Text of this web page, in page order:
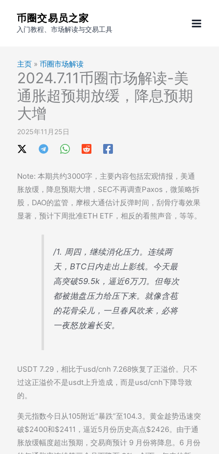
币圈交易员之家
入门教程、市场解读与交易工具
主页 » 币圈市场解读
2024.7.11币圈市场解读-美
通胀超预期放缓，降息预期
大增
2025年11月25日
Note: 本期共约3000字，主要内容包括宏观情报，美通
胀放缓，降息预期大增，SEC不再调查Paxos，微策略拆
股，DAO的监管，摩根大通估计反弹时间，刮骨疗毒效果
显著，预计下周批准ETH ETF，相反的看熊声音，等等。
/1. 周四，继续消化压力。连续两
天，BTC日内走出上影线。今天最
高突破59.5k，逼近6万刀。但每次
都被抛盘压力给压下来。就像含苞
的花骨朵儿，一旦春风吹来，必将
一夜怒放遍长安。
USDT 7.29，相比于usd/cnh 7.268恢复了正溢价。只不
过这正溢价不是usdt上升造成，而是usd/cnh下降导致
的。
美元指数今日从105附近“暴跌”至104.3。黄金趁势迅速突
破$2400和$2411，逼近5月份历史高点$2426。由于通
胀放缓幅度超出预期，交易商预计 9 月份将降息。6 月份